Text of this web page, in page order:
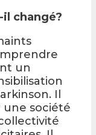
changé?
un
Il
une société